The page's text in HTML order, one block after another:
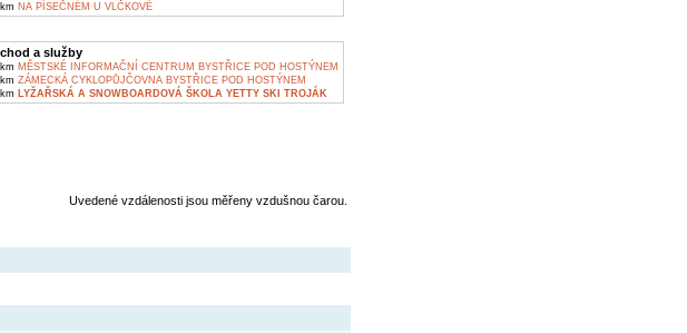
NA PÍSEČNÉM U VLČKOVÉ
a služby
MĚSTSKÉ INFORMAČNÍ CENTRUM BYSTŘICE POD HOSTÝNEM
ZÁMECKÁ CYKLOPŮJČOVNA BYSTŘICE POD HOSTÝNEM
LYŽAŘSKÁ A SNOWBOARDOVÁ ŠKOLA YETTY SKI TROJÁK
Uvedené vzdálenosti jsou měřeny vzdušnou čarou.